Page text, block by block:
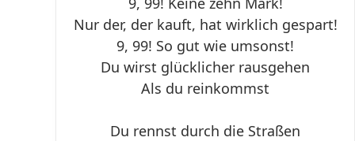
Nur der, der kauft, hat wirklich gespart!
9, 99! So gut wie umsonst!
Du wirst glücklicher rausgehen
Als du reinkommst
Du rennst durch die Straßen